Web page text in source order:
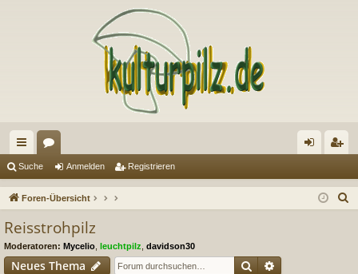
ch
ne
riff
en m ist
Suche Anmelden Registrieren
Foren-Übersicht
Reisstrohpilz
Moderatoren: Mycelio leuchtpilz davidson30
Neues Thema Suche